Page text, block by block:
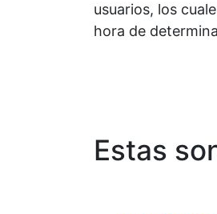
usuarios, los
hora de
Estas